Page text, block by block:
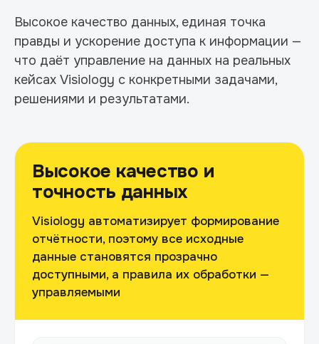
Высокое качество данных, единая точка
правды и ускорение доступа к информации —
что даёт управление на данных на реальных
кейсах Visiology с конкретными задачами,
решениями и результатами.
Высокое качество и
точность данных
Visiology автоматизирует формирование
отчётности, поэтому все исходные
данные становятся прозрачно
доступными, а правила их обработки —
управляемыми